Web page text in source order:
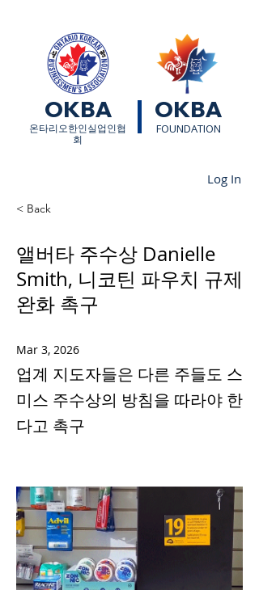
OKBA OKBA
​온타리오한인실업인협
회
FOUNDATION
Log In
< Back
앨버타 주수상 Danielle
Smith, 니코틴 파우치 규제
완화 촉구
Mar 3, 2026
업계 지도자들은 다른 주들도 스
미스 주수상의 방침을 따라야 한
다고 촉구